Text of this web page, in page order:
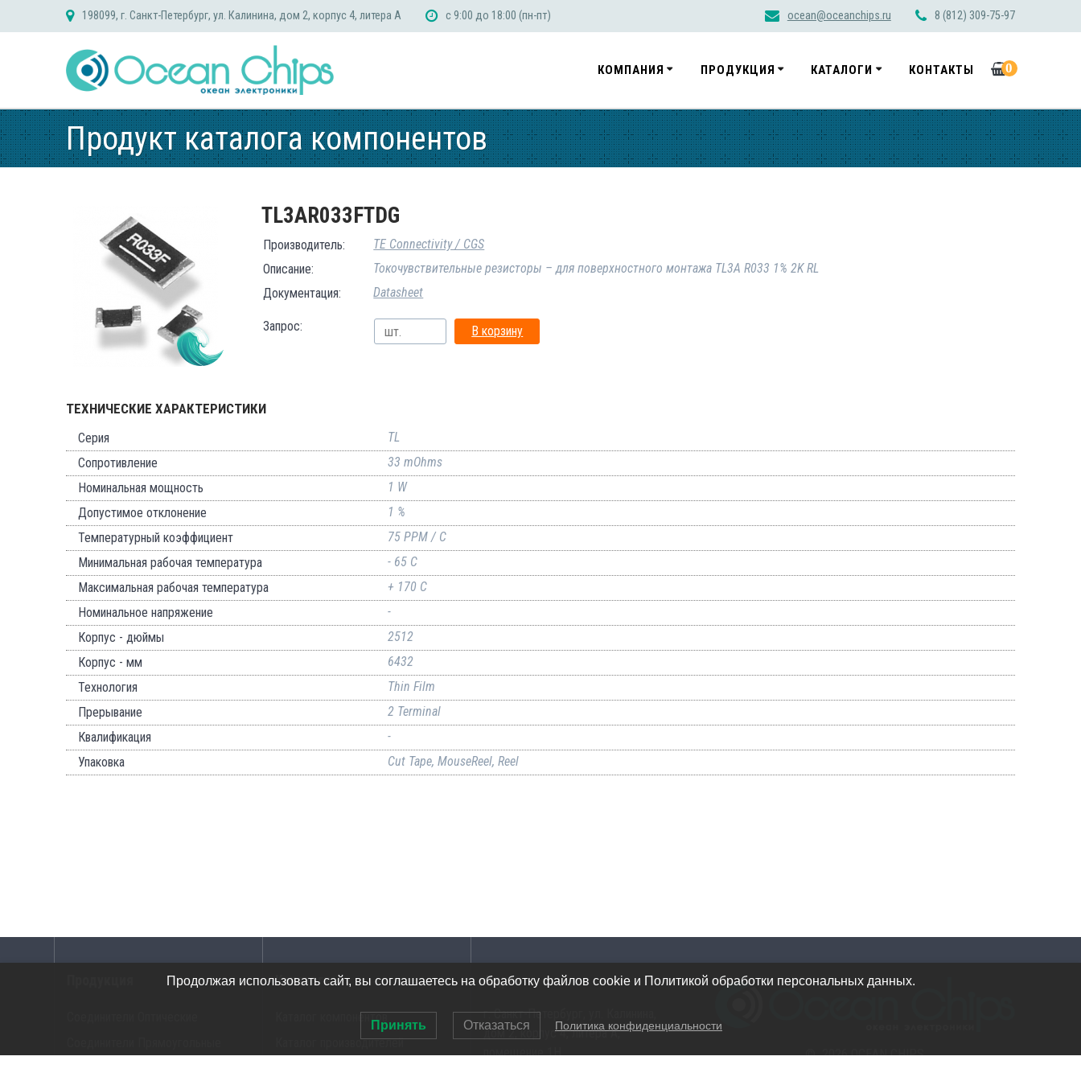
198099, г. Санкт-Петербург, ул. Калинина, дом 2, корпус 4, литера А с 9:00 до 18:00 (пн-пт) ocean@oceanchips.ru 8 (812) 309-75-97
КОМПАНИЯ ПРОДУКЦИЯ КАТАЛОГИ КОНТАКТЫ 0
Продукт каталога компонентов
TL3AR033FTDG
Производитель:
TE Connectivity / CGS
Описание:
Токочувствительные резисторы – для поверхностного монтажа TL3A R033 1% 2K RL
Документация:
Datasheet
Запрос: В корзину
ТЕХНИЧЕСКИЕ ХАРАКТЕРИСТИКИ
Серия
TL
Сопротивление
33 mOhms
Номинальная мощность
1 W
Допустимое отклонение
1 %
Температурный коэффициент
75 PPM / C
Минимальная рабочая температура
- 65 C
Максимальная рабочая температура
+ 170 C
Номинальное напряжение
-
Корпус - дюймы
2512
Корпус - мм
6432
Технология
Thin Film
Прерывание
2 Terminal
Квалификация
-
Упаковка
Cut Tape, MouseReel, Reel
Каталоги
Каталог компонентов
Каталог производителей
Адрес
г. Санкт-Петербург, ул. Калинина,
дом 2, корпус 4, литера А,
помещение 1Н
© 2026 OCEAN CHIPS
Продолжая использовать сайт, вы соглашаетесь на обработку файлов cookie и Политикой обработки персональных данных.
Принять Отказаться Политика конфиденциальности